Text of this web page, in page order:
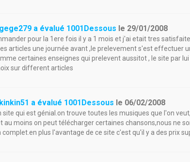
gege279 a évalué 1001Dessous le 29/01/2008
pour la 1ere fois il y a 1 mois et j'ai etait tres
articles une journée avant ,le prelevement s'est effectuer
certaines enseignes qui prelevent aussitot , le site par
sur different articles
kinkin51 a évalué 1001Dessous le 06/02/2008
site qui est génial.on trouve toutes les musiques que l'on
au moins on peut télécharger certaines chansons,nous ne
complet.en plus l'avantage de ce site c'est qu'il y a des prix